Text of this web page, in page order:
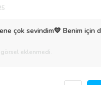
çok sevindim💛 Benim için
görsel eklenmedi.